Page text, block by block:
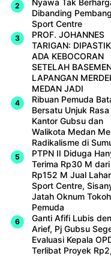
Nyawa Tak
Dibanding
Sport Centre
PROF. JOHANNES
TARIGAN:
ADA KEBOCORAN
SETELAH
LAPANGAN
MEDAN JADI
Ribuan Pemuda
Bersatu Unjuk
Kantor Gubsu dan
Walikota Medan
Radikalisme di
PTPN II Diduga
Terima Rp30 M dari
Rp152 M Jual
Sport Centre,
Jatah Oknum Tokoh
Pemuda
Ganti Afifi Lubis
Arief, Pj Gubsu
Evaluasi Kepala
Terlibat Proyek